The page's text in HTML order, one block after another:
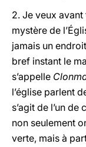
2. Je veux
mystère de
jamais un
bref instant le
s’appelle
l’église parlent
s’agit de l’un
non seulement
verte, mais à